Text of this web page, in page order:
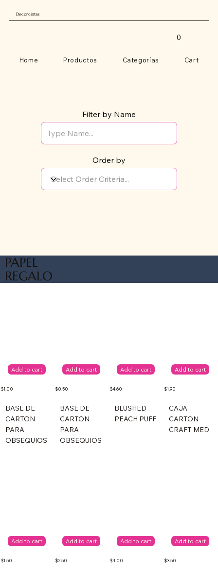
Decorcintas
Home Productos Categorías Cart
0
Filter by Name
Order by
PAPEL
REGALO
Add to cart
$1.00
BASE DE
CARTON
PARA
OBSEQUIOS
Add to cart
$0.50
BASE DE
CARTON
PARA
OBSEQUIOS
Add to cart
$4.60
BLUSHED
PEACH PUFF
Add to cart
$1.90
CAJA
CARTON
CRAFT MED
Add to cart
$1.50
Add to cart
$2.50
Add to cart
$4.00
Add to cart
$3.50